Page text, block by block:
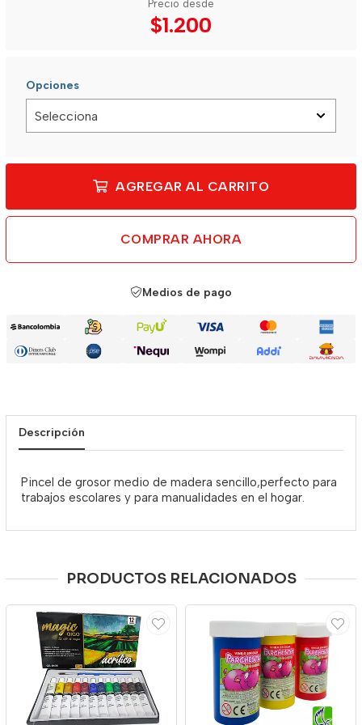
Precio desde
$1.200
Opciones
AGREGAR AL CARRITO
COMPRAR AHORA
Medios de pago
Descripción
Pincel de grosor medio de madera sencillo,perfecto para
trabajos escolares y para manualidades en el hogar.
PRODUCTOS RELACIONADOS